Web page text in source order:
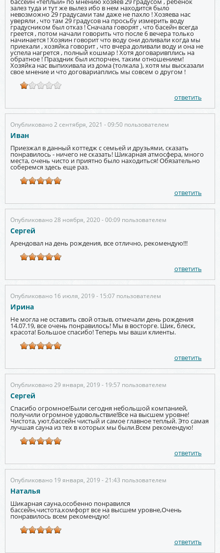
залез туда и тут же вылез ибо в нем находится было
невозможно 29 градусами там даже не пахло ! Хозяева нас
уверяли , что там 29 градусов на просьбу измерить воду
градусником был отказ ! Сначала говорят , что басейн всегда
греется , потом начали говорить что после 6 вечера только
начинается ! Хозяин говорит что воду они доливали когда мы
приехали , хозяйка говорит , что вчера доливали воду и она не
успела нагрется , полный кошмар ! Хотя договаривплись на
обратное ! Праздник был испорчен, таким отношением!
Хозяйка нас выпихивала из дома (толкала ), хотя мы высказали
свое мнение и что договариаплись мы совсем о другом !
ответить
Опубликовано 2 сентября, 2021 - 09:50 пользователем
Иван
Приезжал в данный коттедж с семьей и друзьями, сказать
понравилось - ничего не сказать! Шикарная атмосфера, много
места, очень чисто и приятно было находиться! Обязательно
соберемся здесь еще раз.
ответить
Опубликовано 28 ноября, 2020 - 00:09 пользователем
Сергей
Арендовал на день рождения, все отлично, рекомендую!!!
ответить
Опубликовано 16 июля, 2019 - 15:07 пользователем
Ирина
Не могла не оставить свой отзыв, отмечали день рождения
14.07.19, все очень понравилось! Мы в восторге. Шик, блеск,
красота! Большое спасибо! Теперь мы ваши клиенты.
ответить
Опубликовано 29 января, 2019 - 19:57 пользователем
Сергей
Спасибо огромное!Были сегодня небольшой компанией,
получили огромное удовольствие!Все на высшем уровне!
Чистота, уют,бассейн чистый и самое главное теплый. Это самая
лучшая сауна из тех в которых мы были.Всем рекомендую!
ответить
Опубликовано 19 января, 2019 - 21:43 пользователем
Наталья
Шикарная сауна,особенно понравился
бассейн,чистота,комфорт все на высшем уровне,Очень
понравилось всем рекомендую!
ответить